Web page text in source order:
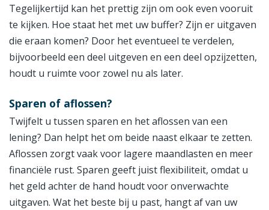
Tegelijkertijd kan het prettig zijn om ook even vooruit
te kijken. Hoe staat het met uw buffer? Zijn er uitgaven
die eraan komen? Door het eventueel te verdelen,
bijvoorbeeld een deel uitgeven en een deel opzijzetten,
houdt u ruimte voor zowel nu als later.
Sparen of aflossen?
Twijfelt u tussen sparen en het aflossen van een
lening? Dan helpt het om beide naast elkaar te zetten.
Aflossen zorgt vaak voor lagere maandlasten en meer
financiële rust. Sparen geeft juist flexibiliteit, omdat u
het geld achter de hand houdt voor onverwachte
uitgaven. Wat het beste bij u past, hangt af van uw